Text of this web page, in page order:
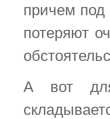
причем под
потеряют
А вот